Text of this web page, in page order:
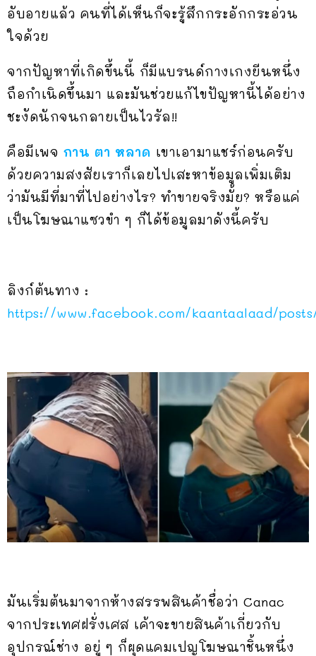
อับอายแล้ว คนที่ได้เห็นก็จะรู้สึกกระอักกระอ่วน
ใจด้วย
จากปัญหาที่เกิดขึ้นนี้ ก็มีแบรนด์กางเกงยีนหนึ่ง
ถือกำเนิดขึ้นมา และมันช่วยแก้ไขปัญหานี้ได้อย่าง
ชะงัดนักจนกลายเป็นไวรัล!!
คือมีเพจ กาน ตา หลาด เขาเอามาแชร์ก่อนครับ
ด้วยความสงสัยเราก็เลยไปเสะหาข้อมูลเพิ่มเติม
ว่ามันมีที่มาที่ไปอย่างไร? ทำขายจริงมั้ย? หรือแค่
เป็นโฆษณาแซวขำ ๆ ก็ได้ข้อมูลมาดังนี้ครับ
ลิงก์ต้นทาง :
https://www.facebook.com/kaantaalaad/posts/
มันเริ่มต้นมาจากห้างสรรพสินค้าชื่อว่า Canac
จากประเทศฝรั่งเศส เค้าจะขายสินค้าเกี่ยวกับ
อุปกรณ์ช่าง อยู่ ๆ ก็ผุดแคมเปญโฆษณาชิ้นหนึ่ง